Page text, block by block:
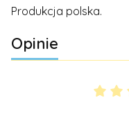
Produkcja polska.
Opinie